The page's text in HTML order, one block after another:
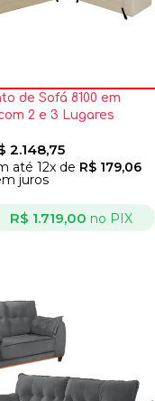
de Sofá 8100 em
2 e 3 Lugares
2.148,75
até 12x de R$ 179,06
juros
R$ 1.719,00 no PIX